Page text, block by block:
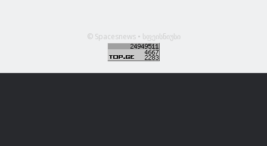
© Spacesnews • სფეისნიუსი